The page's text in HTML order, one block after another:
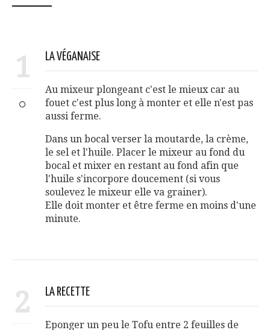
1 LA VÉGANAISE
Au mixeur plongeant c'est le mieux car au
fouet c'est plus long à monter et elle n'est pas
aussi ferme.
Dans un bocal verser la moutarde, la crème,
le sel et l'huile. Placer le mixeur au fond du
bocal et mixer en restant au fond afin que
l'huile s'incorpore doucement (si vous
soulevez le mixeur elle va grainer).
Elle doit monter et être ferme en moins d'une
minute.
2 LA RECETTE
Eponger un peu le Tofu entre 2 feuilles de